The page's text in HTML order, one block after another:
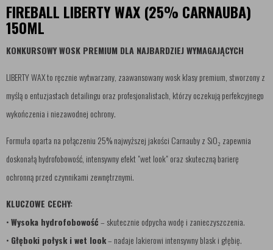
FIREBALL LIBERTY WAX (25% CARNAUBA)
150ML
KONKURSOWY WOSK PREMIUM DLA NAJBARDZIEJ WYMAGAJĄCYCH
LIBERTY WAX to ręcznie wytwarzany, zaawansowany wosk klasy premium, stworzony z
myślą o entuzjastach detailingu oraz profesjonalistach, którzy oczekują perfekcyjnego
wykończenia i niezawodnej ochrony.
Formuła oparta na połączeniu 25% najwyższej jakości Carnauby z SiO₂ zapewnia
doskonałą hydrofobowość, intensywny efekt "wet look" oraz skuteczną barierę
ochronną przed czynnikami zewnętrznymi.
KLUCZOWE CECHY:
•Wysoka hydrofobowość– skutecznie odpycha wodę i zanieczyszczenia.
• Głęboki połysk i wet look– nadaje lakierowi intensywny blask i głębię.